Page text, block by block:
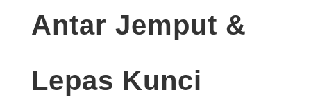
Antar Jemput &
Lepas Kunci